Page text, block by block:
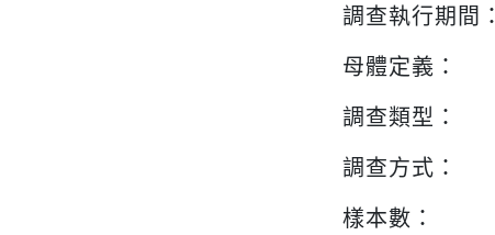
調查執行期間：
母體定義：
調查類型：
調查方式：
樣本數：